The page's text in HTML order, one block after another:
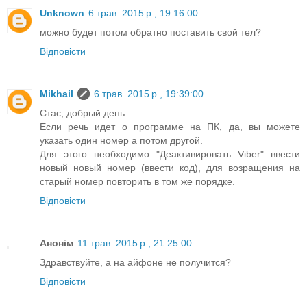
Unknown 6 трав. 2015 р., 19:16:00
можно будет потом обратно поставить свой тел?
Відповісти
Mikhail
6 трав. 2015 р., 19:39:00
Стас, добрый день.
Если речь идет о программе на ПК, да, вы можете
указать один номер а потом другой.
Для этого необходимо "Деактивировать Viber" ввести
новый новый номер (ввести код), для возращения на
старый номер повторить в том же порядке.
Відповісти
Анонім 11 трав. 2015 р., 21:25:00
Здравствуйте, а на айфоне не получится?
Відповісти